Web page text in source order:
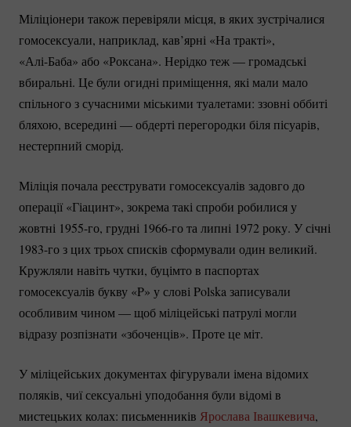
Міліціонери також перевіряли місця, в яких зустрічалися
гомосексуали, наприклад, кав’ярні «На тракті»,
«Алі-Баба» або «Роксана». Нерідко теж — громадські
вбиральні. Це були огидні приміщення, які мали мало
спільного з сучасними міськими туалетами: ззовні оббиті
бляхою, всередині — обдерті перегородки біля пісуарів,
нестерпний сморід.
Міліція почала реєструвати гомосексуалів задовго до
операції «Гіацинт», зокрема такі спроби робилися у
жовтні 1955-го, грудні 1966-гота липні 1972 року. У січні
1983-го з цих трьох списків сформували один великий.
Кружляли навіть чутки, буцімто в паспортах
гомосексуалів букву «P» у слові Polska записували
особливим чином — щоб міліцейські патрулі могли
відразу розпізнати «збоченців». Проте це міт.
У міліцейських документах фігурували імена відомих
поляків, чиї сексуальні уподобання були відомі в
мистецьких колах: письменників Ярослава Івашкевича,